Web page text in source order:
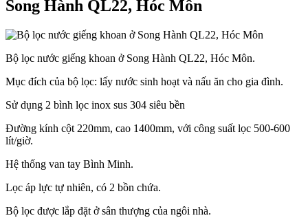
Song Hành QL22, Hóc Môn
Bộ lọc nước giếng khoan ở Song Hành QL22, Hóc Môn.
Mục đích của bộ lọc: lấy nước sinh hoạt và nấu ăn cho gia đình.
Sử dụng 2 bình lọc inox sus 304 siêu bền
Đường kính cột 220mm, cao 1400mm, với công suất lọc 500-600
lít/giờ.
Hệ thống van tay Bình Minh.
Lọc áp lực tự nhiên, có 2 bồn chứa.
Bộ lọc được lắp đặt ở sân thượng của ngôi nhà.